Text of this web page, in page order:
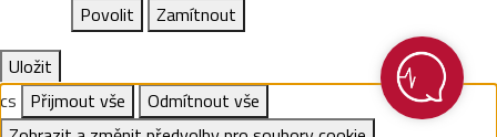
Povolit
Zamítnout
Uložit
cs Přijmout vše
Odmítnout vše